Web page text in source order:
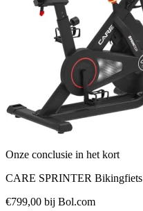
Onze conclusie in het kort
CARE SPRINTER Bikingfiets
€799,00 bij Bol.com